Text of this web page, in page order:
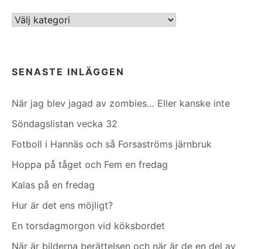
Kategorier
SENASTE INLÄGGEN
När jag blev jagad av zombies… Eller kanske inte
Söndagslistan vecka 32
Fotboll i Hannäs och så Forsaströms järnbruk
Hoppa på tåget och Fem en fredag
Kalas på en fredag
Hur är det ens möjligt?
En torsdagmorgon vid köksbordet
När är bilderna berättelsen och när är de en del av